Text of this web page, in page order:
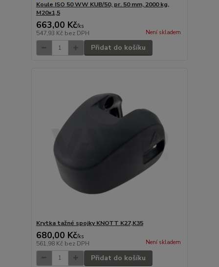
Koule ISO 50 WW KUB/50, pr. 50 mm, 2000 kg,
M20x1,5
663,00 Kč/ks
547,93 Kč bez DPH Není skladem
Přidat do košíku
Krytka tažné spojky KNOTT K27,K35
680,00 Kč/ks
561,98 Kč bez DPH Není skladem
Přidat do košíku